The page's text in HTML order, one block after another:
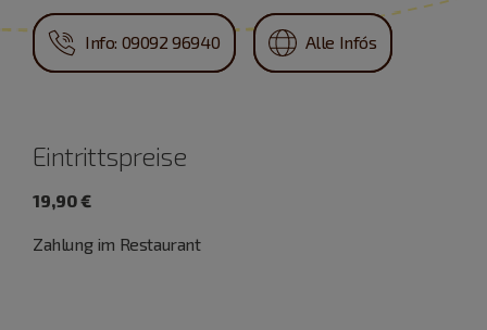
Info: 09092 96940 Alle Info´s
Eintrittspreise
19,90 €
Zahlung im Restaurant